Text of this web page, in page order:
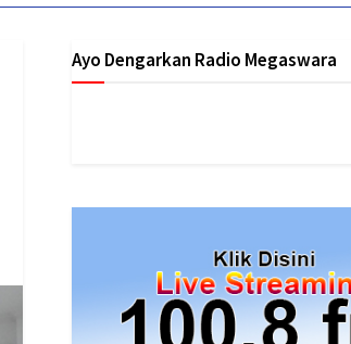
Ayo Dengarkan Radio Megaswara